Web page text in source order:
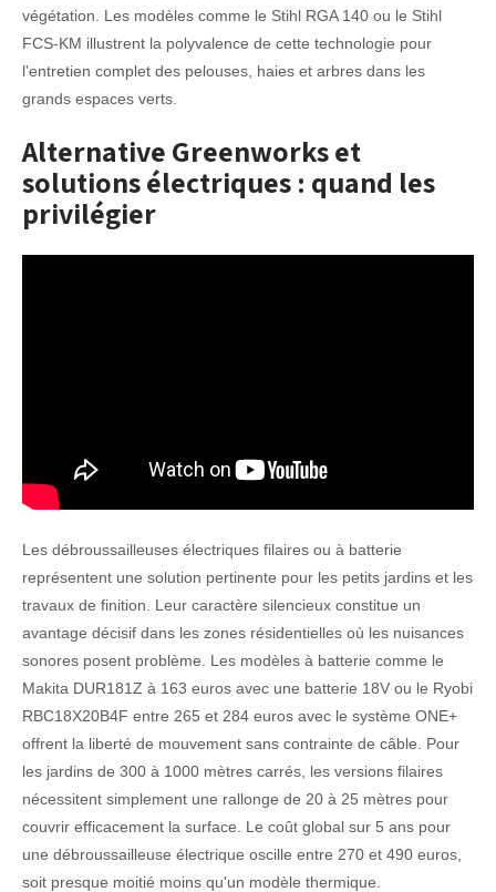
végétation. Les modèles comme le Stihl RGA 140 ou le Stihl
FCS-KM illustrent la polyvalence de cette technologie pour
l'entretien complet des pelouses, haies et arbres dans les
grands espaces verts.
Alternative Greenworks et
solutions électriques : quand les
privilégier
Les débroussailleuses électriques filaires ou à batterie
représentent une solution pertinente pour les petits jardins et les
travaux de finition. Leur caractère silencieux constitue un
avantage décisif dans les zones résidentielles où les nuisances
sonores posent problème. Les modèles à batterie comme le
Makita DUR181Z à 163 euros avec une batterie 18V ou le Ryobi
RBC18X20B4F entre 265 et 284 euros avec le système ONE+
offrent la liberté de mouvement sans contrainte de câble. Pour
les jardins de 300 à 1000 mètres carrés, les versions filaires
nécessitent simplement une rallonge de 20 à 25 mètres pour
couvrir efficacement la surface. Le coût global sur 5 ans pour
une débroussailleuse électrique oscille entre 270 et 490 euros,
soit presque moitié moins qu'un modèle thermique.